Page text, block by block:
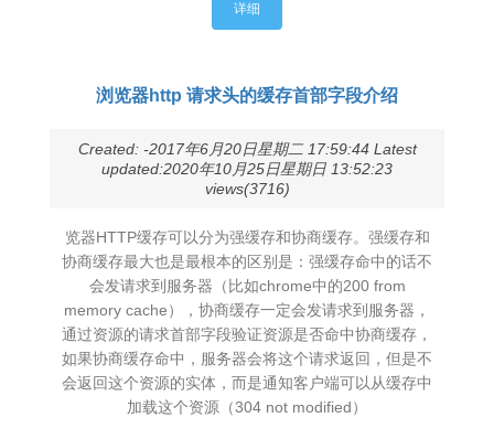
详细
浏览器http 请求头的缓存首部字段介绍
Created: -2017年6月20日星期二 17:59:44 Latest
updated:2020年10月25日星期日 13:52:23
views(3716)
览器HTTP缓存可以分为强缓存和协商缓存。强缓存和
协商缓存最大也是最根本的区别是：强缓存命中的话不
会发请求到服务器（比如chrome中的200 from
memory cache），协商缓存一定会发请求到服务器，
通过资源的请求首部字段验证资源是否命中协商缓存，
如果协商缓存命中，服务器会将这个请求返回，但是不
会返回这个资源的实体，而是通知客户端可以从缓存中
加载这个资源（304 not modified）